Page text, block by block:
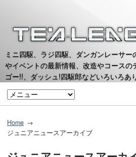
ミニ四駆、ラジ四駆、ダンガンレーサ
やイベントの最新情報、改造やコースの
ゴー!!、ダッシュ!四駆郎などいろいろあ
Home
ジュニアニュースアーカイブ